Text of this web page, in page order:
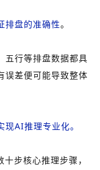
排盘的准确性。
五行等排盘数据都具
误差便可能导致整体
AI推理专业化。
步核心推理步骤，